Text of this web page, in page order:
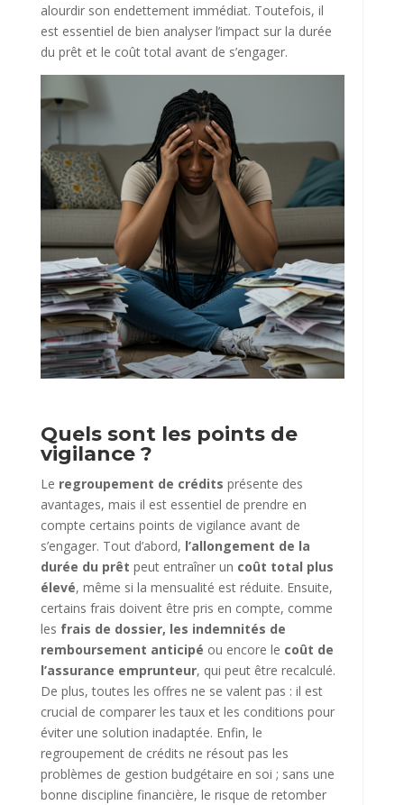
alourdir son endettement immédiat. Toutefois, il
est essentiel de bien analyser l’impact sur la durée
du prêt et le coût total avant de s’engager.
Quels sont les points de
vigilance ?
Le regroupement de crédits présente des
avantages, mais il est essentiel de prendre en
compte certains points de vigilance avant de
s’engager. Tout d’abord, l’allongement de la
durée du prêt peut entraîner un coût total plus
élevé, même si la mensualité est réduite. Ensuite,
certains frais doivent être pris en compte, comme
les frais de dossier, les indemnités de
remboursement anticipé ou encore le coût de
l’assurance emprunteur, qui peut être recalculé.
De plus, toutes les offres ne se valent pas : il est
crucial de comparer les taux et les conditions pour
éviter une solution inadaptée. Enfin, le
regroupement de crédits ne résout pas les
problèmes de gestion budgétaire en soi ; sans une
bonne discipline financière, le risque de retomber